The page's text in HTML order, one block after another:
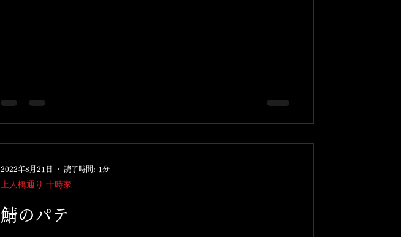
鯖のパテ
上人橋通り 十時家
2022年8月21日 読了時間: 1分